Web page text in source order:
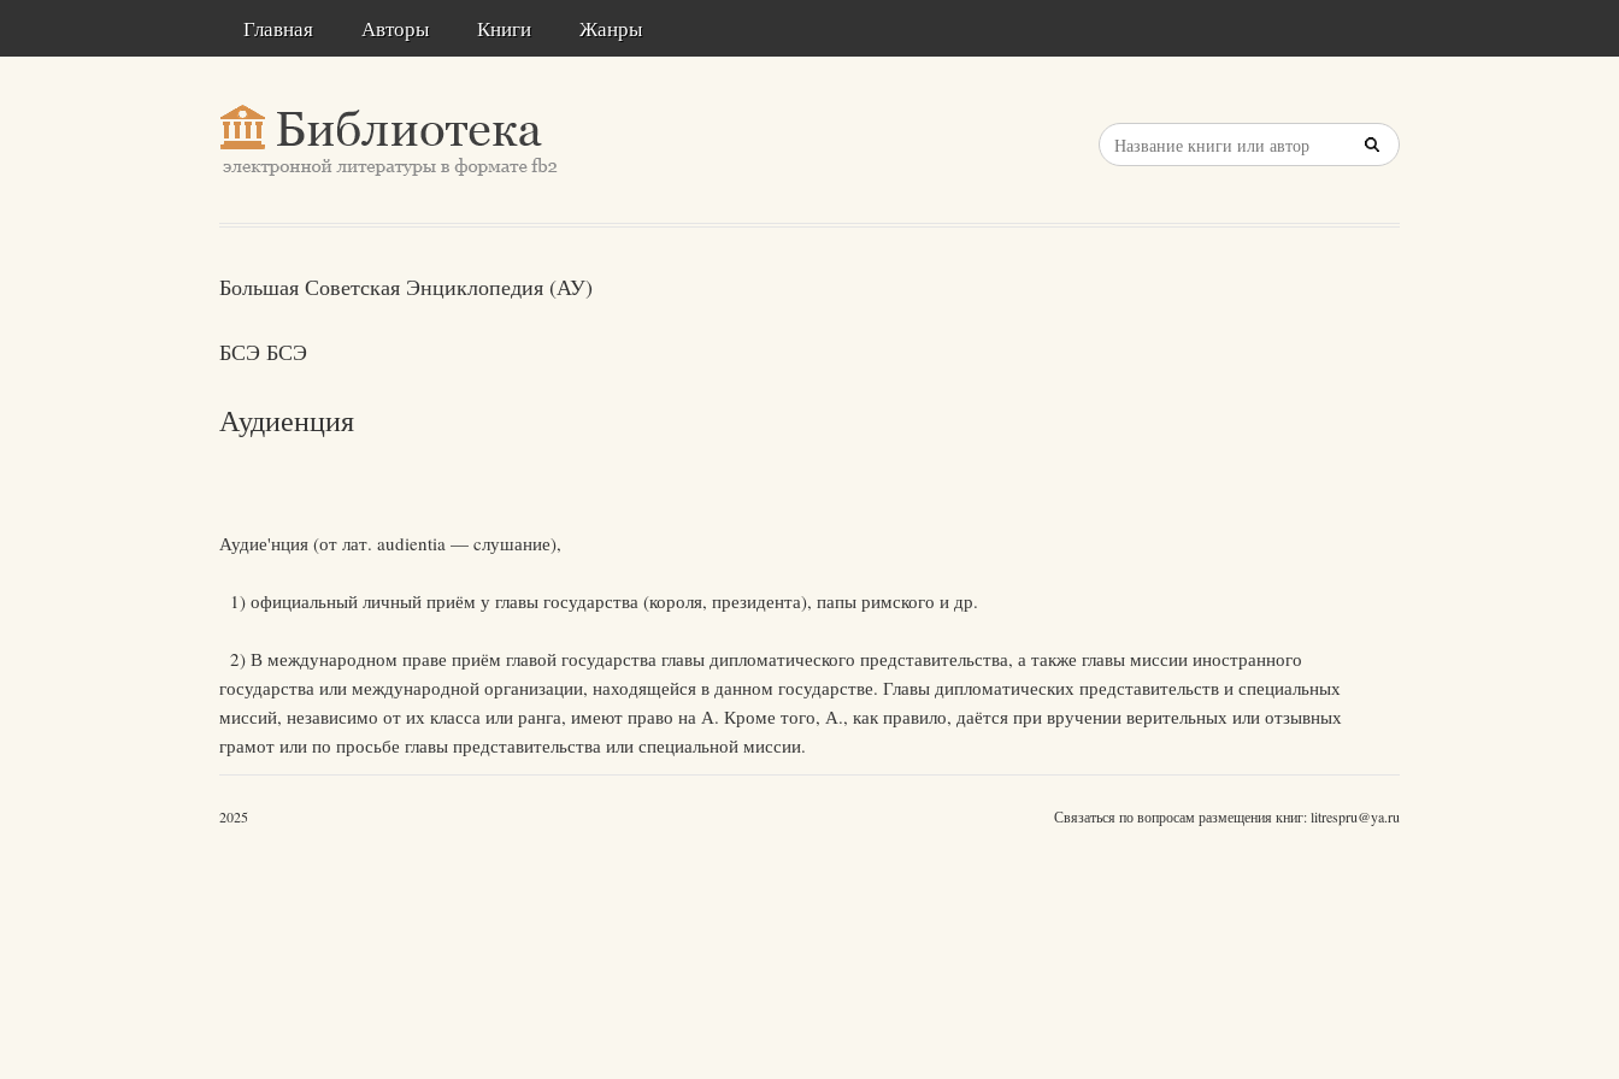
Главная Авторы Книги Жанры
Большая Советская Энциклопедия (АУ)
БСЭ БСЭ
Аудиенция
Аудие'нция (от лат. audientia — cлушание),
1) официальный личный приём у главы государства (короля, президента), папы римского и др.
2) В международном праве приём главой государства главы дипломатического представительства, а также главы миссии иностранного
государства или международной организации, находящейся в данном государстве. Главы дипломатических представительств и специальных
миссий, независимо от их класса или ранга, имеют право на А. Кроме того, А., как правило, даётся при вручении верительных или отзывных
грамот или по просьбе главы представительства или специальной миссии.
2025 Связаться по вопросам размещения книг:litrespru@ya.ru